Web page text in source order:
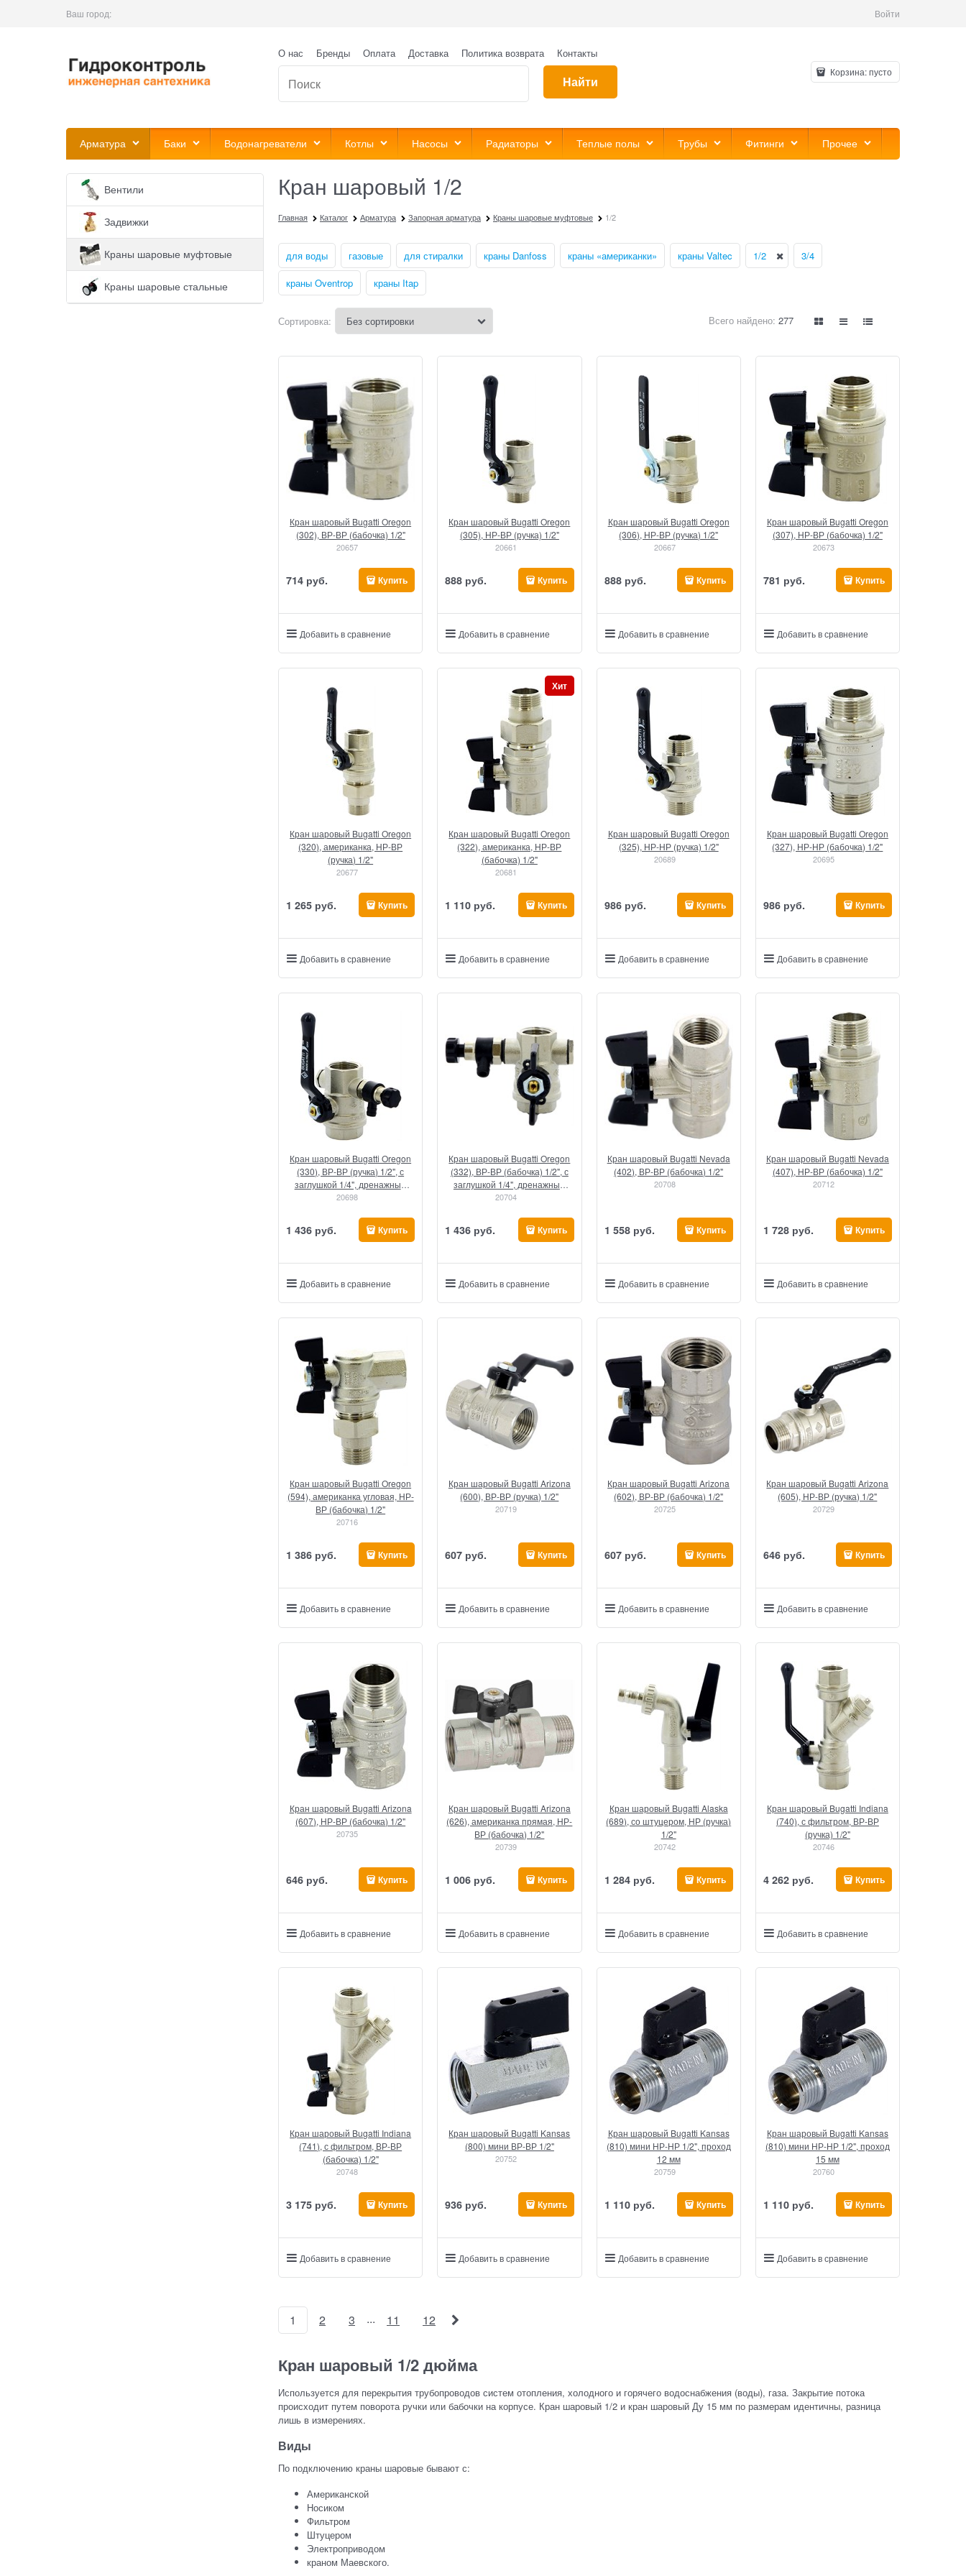
Ваш город: Войти
О нас Бренды Оплата Доставка Политика возврата Контакты
Найти
Корзина:пусто
Арматура Баки Водонагреватели Котлы Насосы Радиаторы Теплые полы Трубы Фитинги Прочее
Вентили
Задвижки
Краны шаровые муфтовые
Краны шаровые стальные
Кран шаровый 1/2
Главная Каталог Арматура Запорная арматура Краны шаровые муфтовые 1/2
для воды газовые для стиралки краны Danfoss краны «американки» краны Valtec 1/2
3/4
краны Oventrop
краны Itap
Сортировка: Всего найдено: 277
Кран шаровый Bugatti Oregon
(302), ВР-ВР (бабочка) 1/2"
20657
714 руб. Купить
Добавить в сравнение
Кран шаровый Bugatti Oregon
(305), НР-ВР (ручка) 1/2"
20661
888 руб. Купить
Добавить в сравнение
Кран шаровый Bugatti Oregon
(306), НР-ВР (ручка) 1/2"
20667
888 руб. Купить
Добавить в сравнение
Кран шаровый Bugatti Oregon
(307), НР-ВР (бабочка) 1/2"
20673
781 руб. Купить
Добавить в сравнение
Кран шаровый Bugatti Oregon
(320), американка, НР-ВР
(ручка) 1/2"
20677
1 265 руб. Купить
Добавить в сравнение
Кран шаровый Bugatti Oregon
(322), американка, НР-ВР
(бабочка) 1/2"
20681
Хит
1 110 руб. Купить
Добавить в сравнение
Кран шаровый Bugatti Oregon
(325), НР-НР (ручка) 1/2"
20689
986 руб. Купить
Добавить в сравнение
Кран шаровый Bugatti Oregon
(327), НР-НР (бабочка) 1/2"
20695
986 руб. Купить
Добавить в сравнение
Кран шаровый Bugatti Oregon
(330), ВР-ВР (ручка) 1/2", с
заглушкой 1/4", дренажным
вентилем
20698
1 436 руб. Купить
Добавить в сравнение
Кран шаровый Bugatti Oregon
(332), ВР-ВР (бабочка) 1/2", с
заглушкой 1/4", дренажным
вентилем
20704
1 436 руб. Купить
Добавить в сравнение
Кран шаровый Bugatti Nevada
(402), ВР-ВР (бабочка) 1/2"
20708
1 558 руб. Купить
Добавить в сравнение
Кран шаровый Bugatti Nevada
(407), НР-ВР (бабочка) 1/2"
20712
1 728 руб. Купить
Добавить в сравнение
Кран шаровый Bugatti Oregon
(594), американка угловая, НР-
ВР (бабочка) 1/2"
20716
1 386 руб. Купить
Добавить в сравнение
Кран шаровый Bugatti Arizona
(600), ВР-ВР (ручка) 1/2"
20719
607 руб. Купить
Добавить в сравнение
Кран шаровый Bugatti Arizona
(602), ВР-ВР (бабочка) 1/2"
20725
607 руб. Купить
Добавить в сравнение
Кран шаровый Bugatti Arizona
(605), НР-ВР (ручка) 1/2"
20729
646 руб. Купить
Добавить в сравнение
Кран шаровый Bugatti Arizona
(607), НР-ВР (бабочка) 1/2"
20735
646 руб. Купить
Добавить в сравнение
Кран шаровый Bugatti Arizona
(626), американка прямая, НР-
ВР (бабочка) 1/2"
20739
1 006 руб. Купить
Добавить в сравнение
Кран шаровый Bugatti Alaska
(689), со штуцером, НР (ручка)
1/2"
20742
1 284 руб. Купить
Добавить в сравнение
Кран шаровый Bugatti Indiana
(740), с фильтром, ВР-ВР
(ручка) 1/2"
20746
4 262 руб. Купить
Добавить в сравнение
Кран шаровый Bugatti Indiana
(741), с фильтром, ВР-ВР
(бабочка) 1/2"
20748
3 175 руб. Купить
Добавить в сравнение
Кран шаровый Bugatti Kansas
(800) мини ВР-ВР 1/2"
20752
936 руб. Купить
Добавить в сравнение
Кран шаровый Bugatti Kansas
(810) мини НР-НР 1/2", проход
12 мм
20759
1 110 руб. Купить
Добавить в сравнение
Кран шаровый Bugatti Kansas
(810) мини НР-НР 1/2", проход
15 мм
20760
1 110 руб. Купить
Добавить в сравнение
1 2 3 ... 11 12
Кран шаровый 1/2 дюйма
Используется для перекрытия трубопроводов систем отопления, холодного и горячего водоснабжения (воды), газа. Закрытие потока
происходит путем поворота ручки или бабочки на корпусе. Кран шаровый 1/2 и кран шаровый Ду 15 мм по размерам идентичны, разница
лишь в измерениях.
Виды
По подключению краны шаровые бывают с:
Американской
Носиком
Фильтром
Штуцером
Электроприводом
краном Маевского.